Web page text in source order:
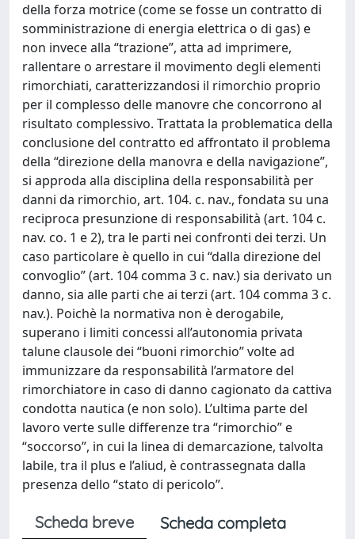
della forza motrice (come se fosse un contratto di
somministrazione di energia elettrica o di gas) e
non invece alla “trazione”, atta ad imprimere,
rallentare o arrestare il movimento degli elementi
rimorchiati, caratterizzandosi il rimorchio proprio
per il complesso delle manovre che concorrono al
risultato complessivo. Trattata la problematica della
conclusione del contratto ed affrontato il problema
della “direzione della manovra e della navigazione”,
si approda alla disciplina della responsabilità per
danni da rimorchio, art. 104. c. nav., fondata su una
reciproca presunzione di responsabilità (art. 104 c.
nav. co. 1 e 2), tra le parti nei confronti dei terzi. Un
caso particolare è quello in cui “dalla direzione del
convoglio” (art. 104 comma 3 c. nav.) sia derivato un
danno, sia alle parti che ai terzi (art. 104 comma 3 c.
nav.). Poichè la normativa non è derogabile,
superano i limiti concessi all’autonomia privata
talune clausole dei “buoni rimorchio” volte ad
immunizzare da responsabilità l’armatore del
rimorchiatore in caso di danno cagionato da cattiva
condotta nautica (e non solo). L’ultima parte del
lavoro verte sulle differenze tra “rimorchio” e
“soccorso”, in cui la linea di demarcazione, talvolta
labile, tra il plus e l’aliud, è contrassegnata dalla
presenza dello “stato di pericolo”.
Scheda breve
Scheda completa